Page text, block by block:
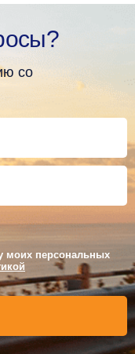
со
моих персональных